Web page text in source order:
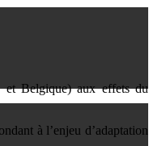
et Belgique) aux effets du
à l’enjeu d’adaptation